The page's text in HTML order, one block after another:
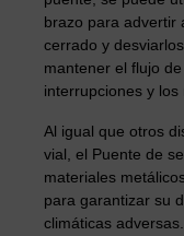
brazo para advertir
cerrado y
mantener el flujo
interrupciones y los
Al igual que otros
vial, el Puente de
materiales
para garantizar su
climáticas